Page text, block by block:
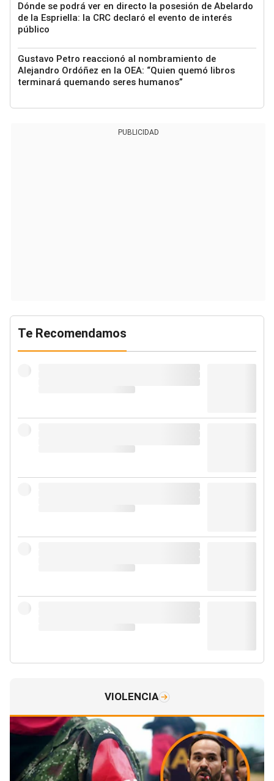
Dónde se podrá ver en directo la posesión de Abelardo
de la Espriella: la CRC declaró el evento de interés
público
Gustavo Petro reaccionó al nombramiento de
Alejandro Ordóñez en la OEA: “Quien quemó libros
terminará quemando seres humanos”
PUBLICIDAD
Te Recomendamos
VIOLENCIA